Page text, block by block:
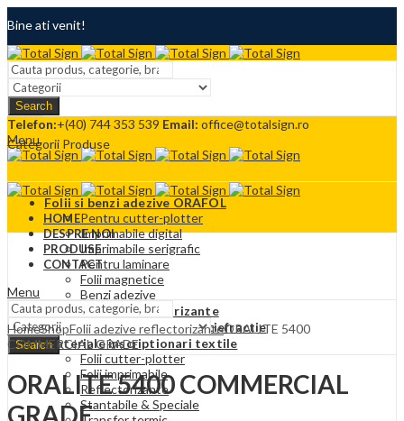
Bine ati venit!
Termeni si conditii
Contact
Search
Telefon:+(40) 744 353 539 Email: office@totalsign.ro
Menu
Categorii Produse
Folii si benzi adezive ORAFOL
Pentru cutter-plotter
Imprimabile digital
Imprimabile serigrafic
Pentru laminare
Folii magnetice
Benzi adezive
Folii adezive reflectorizante
Folii Protectie solara si antiefractie
Materiale inscriptionari textile
Folii cutter-plotter
Folii imprimabile
Reflectorizante
Stantabile & Speciale
HOME
DESPRE NOI
PRODUSE
CONTACT
Menu
Search
HomeShopFolii adezive reflectorizanteORALITE 5400
COMMERCIAL GRADE
ORALITE 5400 COMMERCIAL
GRADE